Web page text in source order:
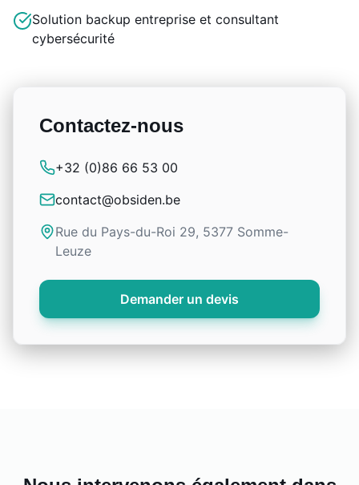
Solution backup entreprise et consultant
cybersécurité
Contactez-nous
+32 (0)86 66 53 00
contact@obsiden.be
Rue du Pays-du-Roi 29, 5377 Somme-
Leuze
Demander un devis